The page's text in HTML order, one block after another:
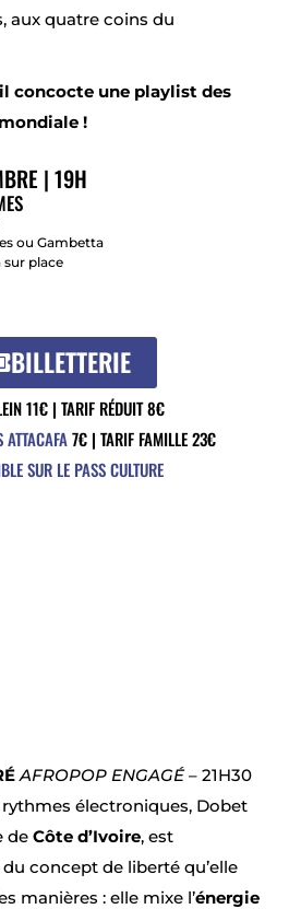
aux quatre coins du
concocte une playlist des
!
| 19H
ou Gambetta
place
BILLETTERIE
11€ | TARIF RÉDUIT 8€
ATTACAFA7€ | TARIF FAMILLE 23€
SUR LE PASS CULTURE
É AFROPOP ENGAGÉ– 21H30
électroniques, Dobet
de Côte d’Ivoire, est
concept de liberté qu’elle
manières : elle mixe l’énergie